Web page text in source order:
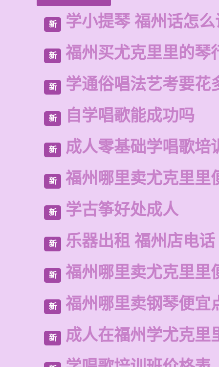
新 学小提琴 福州话怎
新 福州买尤克里里的琴
新 学通俗唱法艺考要花
新 自学唱歌能成功吗
新 成人零基础学唱歌培
新 福州哪里卖尤克里里
新 学古筝好处成人
新 乐器出租 福州店电话
新 福州哪里卖尤克里里
新 福州哪里卖钢琴便宜
新 成人在福州学尤克里